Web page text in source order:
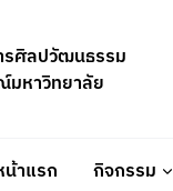
รศิลปวัฒนธรรม
มหาวิทยาลัย
น้าแรก กิจกรรม